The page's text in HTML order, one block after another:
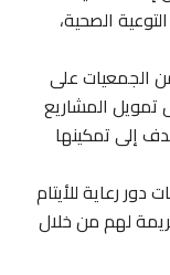
الصحية،
الجمعيات على
تمويل المشاريع
إلى تمكينها
دور رعاية للأيتام
لهم من خلال